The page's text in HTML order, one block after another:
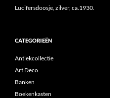
Lucifersdoosje, zilver, ca.1930.
CATEGORIEËN
Antiekcollectie
Art Deco
Banken
Boekenkasten